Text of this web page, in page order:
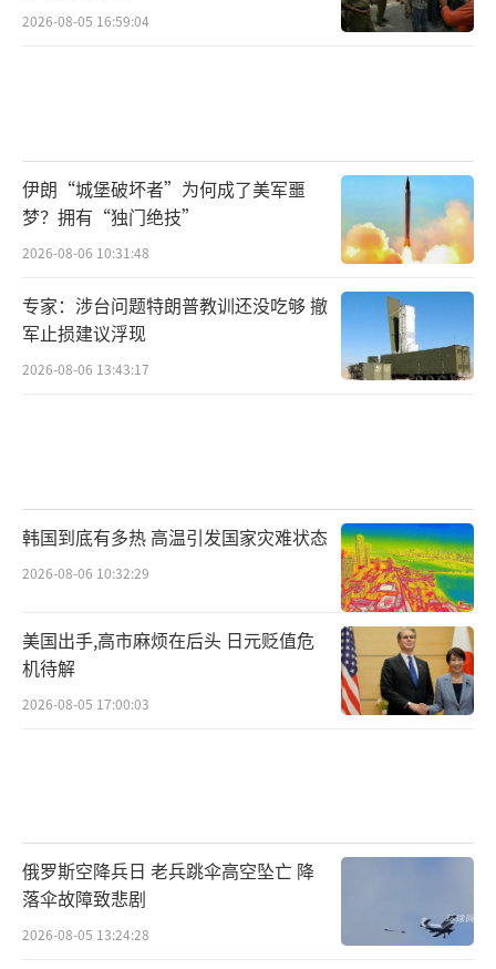
2026-08-05 16:59:04
伊朗“城堡破坏者”为何成了美军噩
梦？拥有“独门绝技”
2026-08-06 10:31:48
专家：涉台问题特朗普教训还没吃够 撤
军止损建议浮现
2026-08-06 13:43:17
韩国到底有多热 高温引发国家灾难状态
2026-08-06 10:32:29
美国出手,高市麻烦在后头 日元贬值危
机待解
2026-08-05 17:00:03
俄罗斯空降兵日 老兵跳伞高空坠亡 降
落伞故障致悲剧
2026-08-05 13:24:28